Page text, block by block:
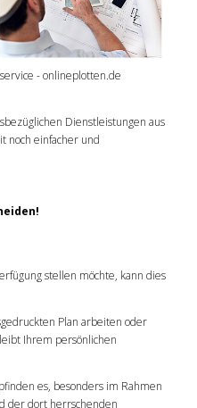
- onlineplotten.de
Dienstleistungen aus
noch einfacher und
stellen möchte, kann dies
Plan arbeiten oder
Ihrem persönlichen
es, besonders im Rahmen
der dort herrschenden